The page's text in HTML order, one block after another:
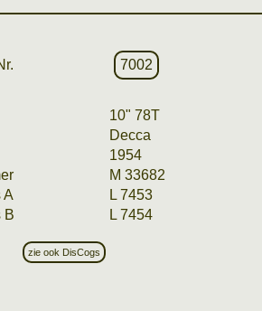
7002
10" 78T
Decca
1954
M 33682
A
L 7453
B
L 7454
zie ook DisCogs